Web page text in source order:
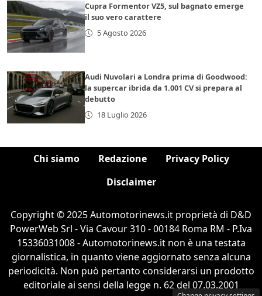
Cupra Formentor VZ5, sul bagnato emerge
il suo vero carattere
5 Agosto 2026
Audi Nuvolari a Londra prima di Goodwood:
la supercar ibrida da 1.001 CV si prepara al
debutto
18 Luglio 2026
Chi siamo Redazione
Privacy Policy
Disclaimer
Copyright © 2025 Automotorinews.it proprietà di D&D
PowerWeb Srl - Via Cavour 310 - 00184 Roma RM - P.Iva
15336031008 - Automotorinews.it non è una testata
giornalistica, in quanto viene aggiornato senza alcuna
periodicità. Non può pertanto considerarsi un prodotto
editoriale ai sensi della legge n. 62 del 07.03.2001